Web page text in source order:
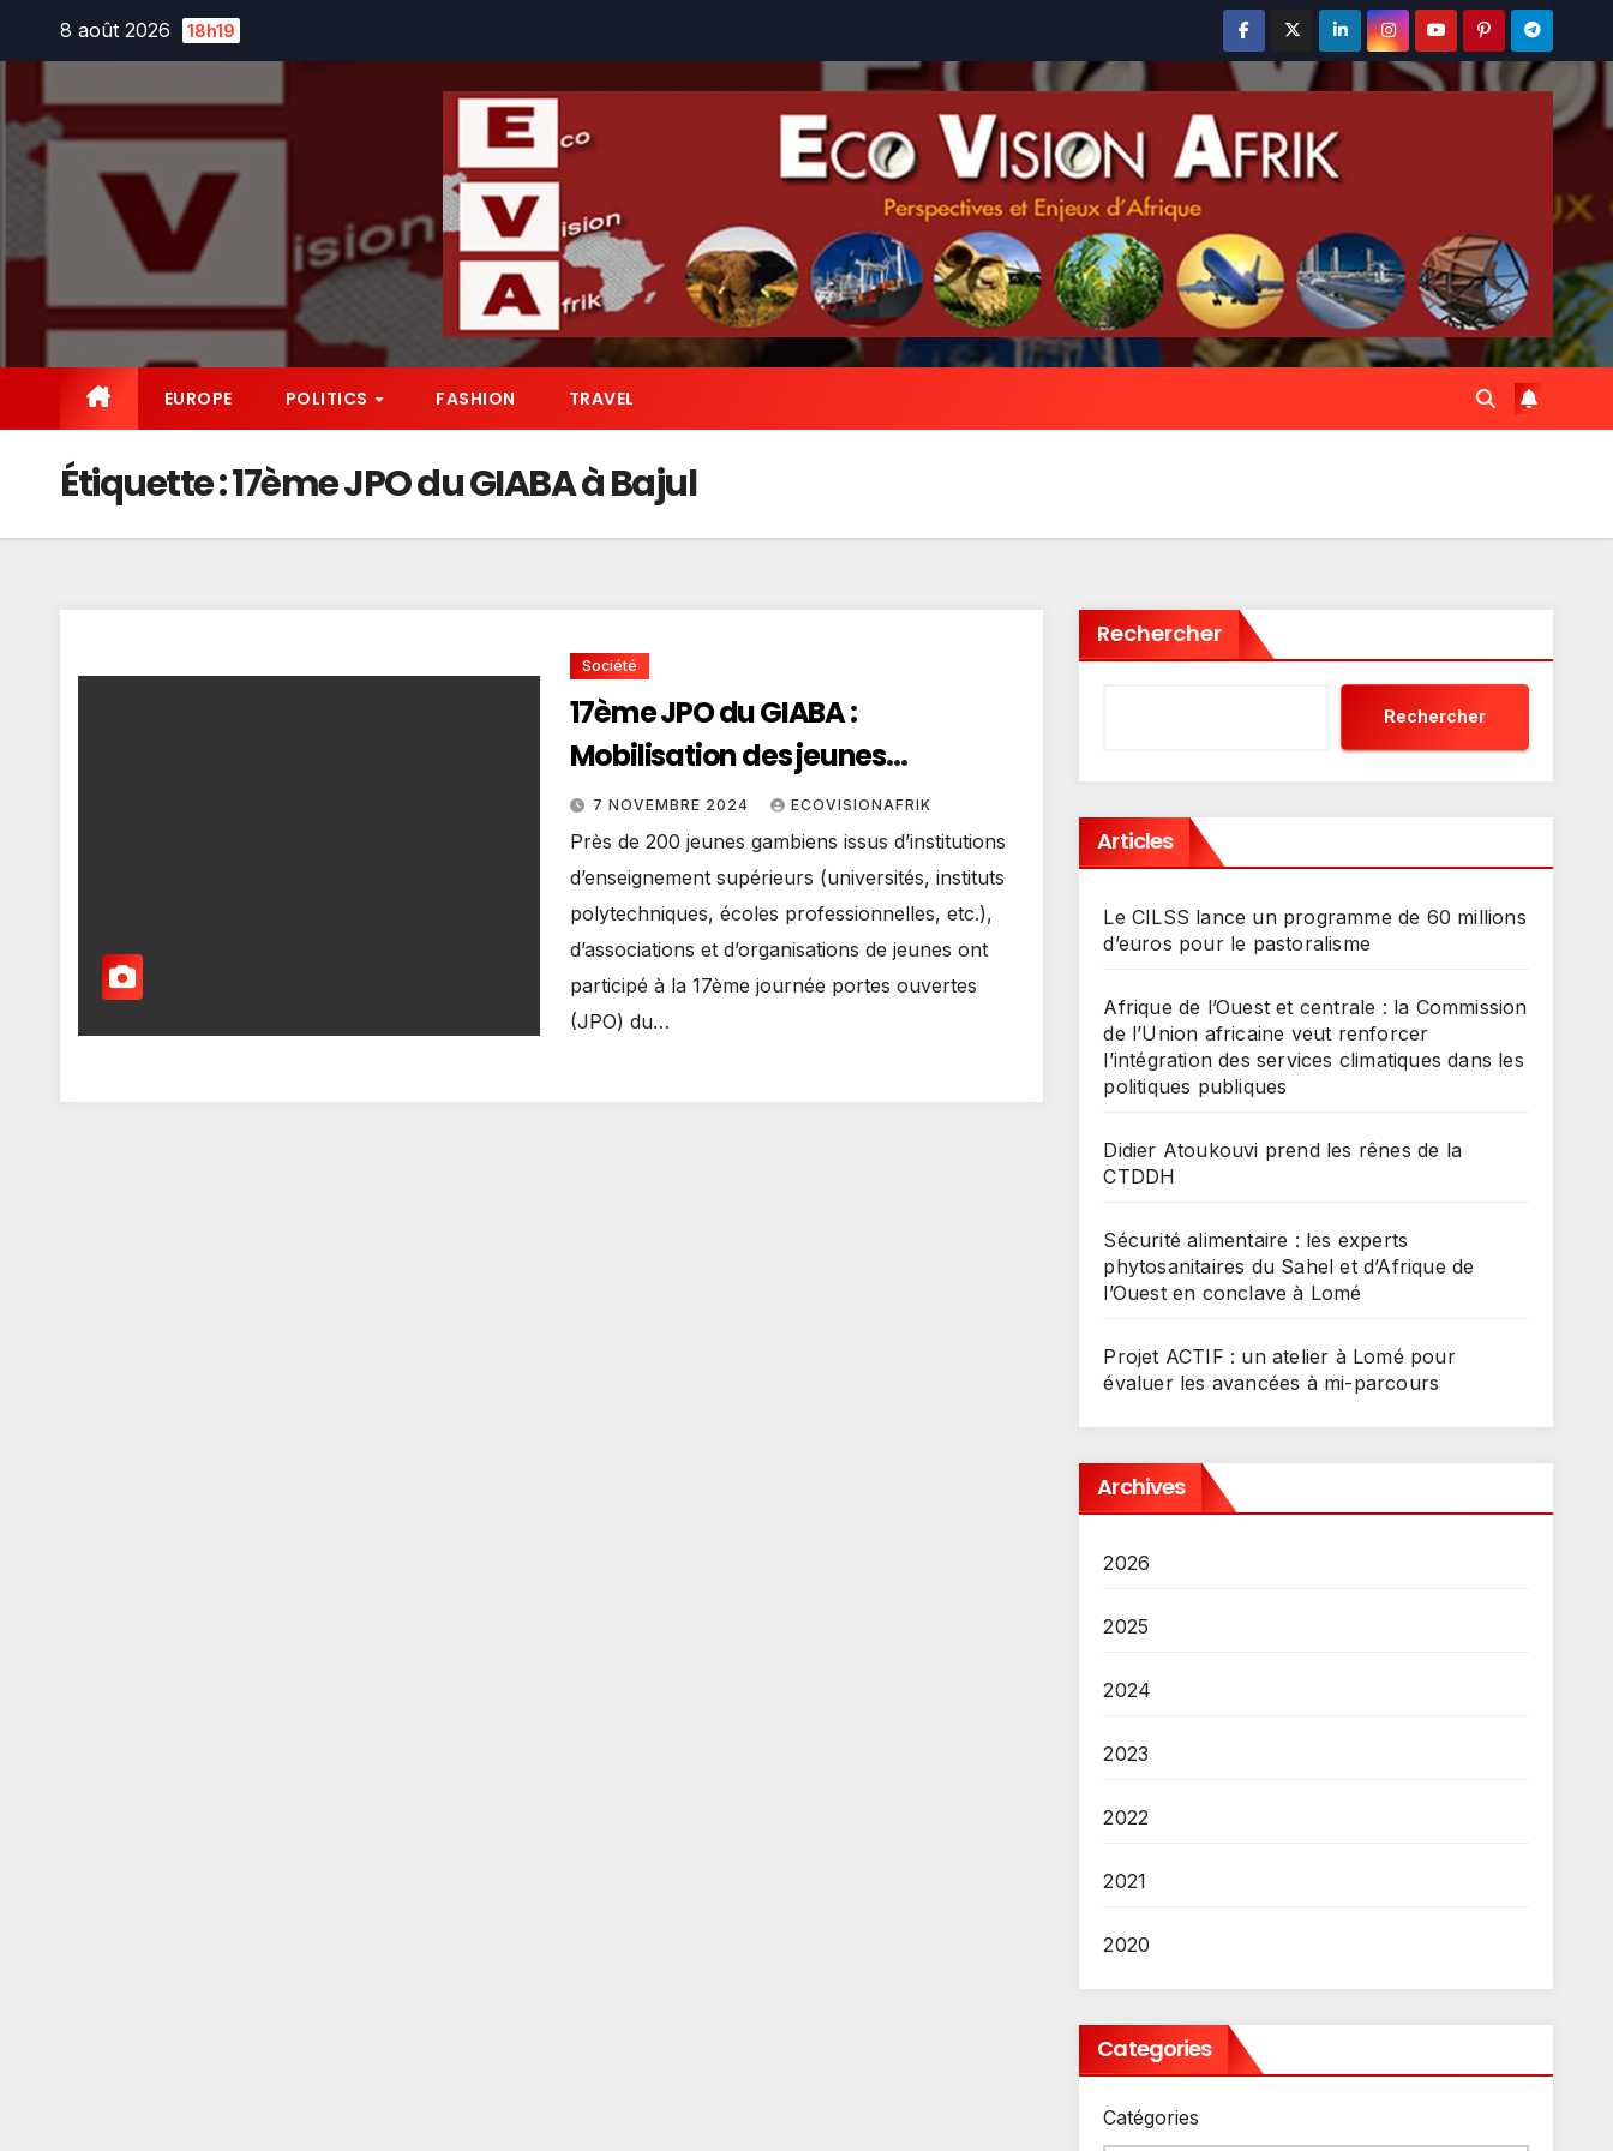
8 août 2026 18h19
EUROPE POLITICS FASHION TRAVEL
Étiquette :17ème JPO du GIABA à Bajul
Société
17ème JPO du GIABA :
Mobilisation des jeunes
gambiens
7 NOVEMBRE 2024 ECOVISIONAFRIK
Près de 200 jeunes gambiens issus d’institutions
d’enseignement supérieurs (universités, instituts
polytechniques, écoles professionnelles, etc.),
d’associations et d’organisations de jeunes ont
participé à la 17ème journée portes ouvertes
(JPO) du…
Rechercher
Rechercher
Articles
Le CILSS lance un programme de 60 millions
d’euros pour le pastoralisme
Afrique de l’Ouest et centrale : la Commission
de l’Union africaine veut renforcer
l’intégration des services climatiques dans les
politiques publiques
Didier Atoukouvi prend les rênes de la
CTDDH
Sécurité alimentaire : les experts
phytosanitaires du Sahel et d’Afrique de
l’Ouest en conclave à Lomé
Projet ACTIF : un atelier à Lomé pour
évaluer les avancées à mi-parcours
Archives
2026
2025
2024
2023
2022
2021
2020
Categories
Catégories